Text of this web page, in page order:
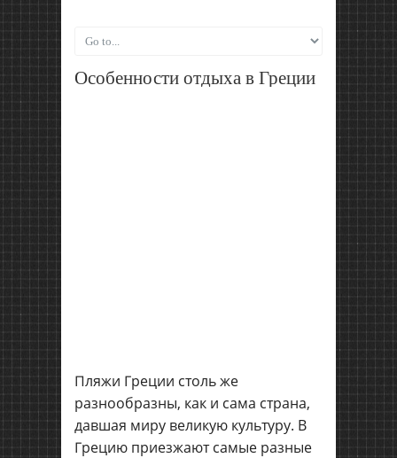
Особенности отдыха в Греции
Пляжи Греции столь же
разнообразны, как и сама страна,
давшая миру великую культуру. В
Грецию приезжают самые разные